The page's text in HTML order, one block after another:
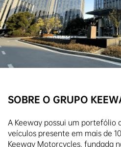
SOBRE O GRUPO
A Keeway possui um portefólio
veículos presente em mais de
Keeway Motorcycles, fundada